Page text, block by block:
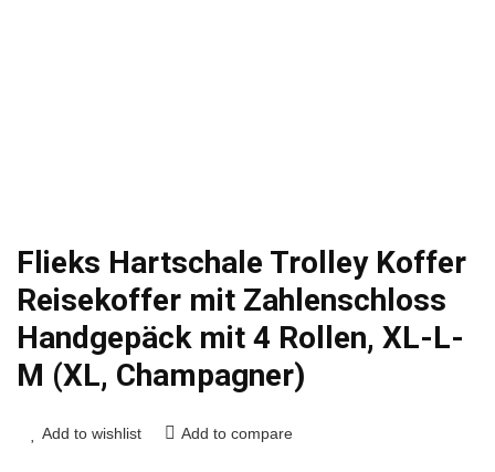
Flieks Hartschale Trolley Koffer
Reisekoffer mit Zahlenschloss
Handgepäck mit 4 Rollen, XL-L-
M (XL, Champagner)
Add to wishlist Add to compare